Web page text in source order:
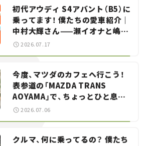
初代アウディ S4アバント（B5）に
乗ってます！ 僕たちの愛車紹介｜
中村大輝さん——瀬イオナと嶋田
智之の「クルマでざっくばらんば
2026.07.17
今度、マツダのカフェへ行こう！
表参道の「MAZDA TRANS
AOYAMA」で、ちょっとひと息。
——連載｜CCGとクルマでどうす
2026.07.06
クルマ、何に乗ってるの？ 僕たち